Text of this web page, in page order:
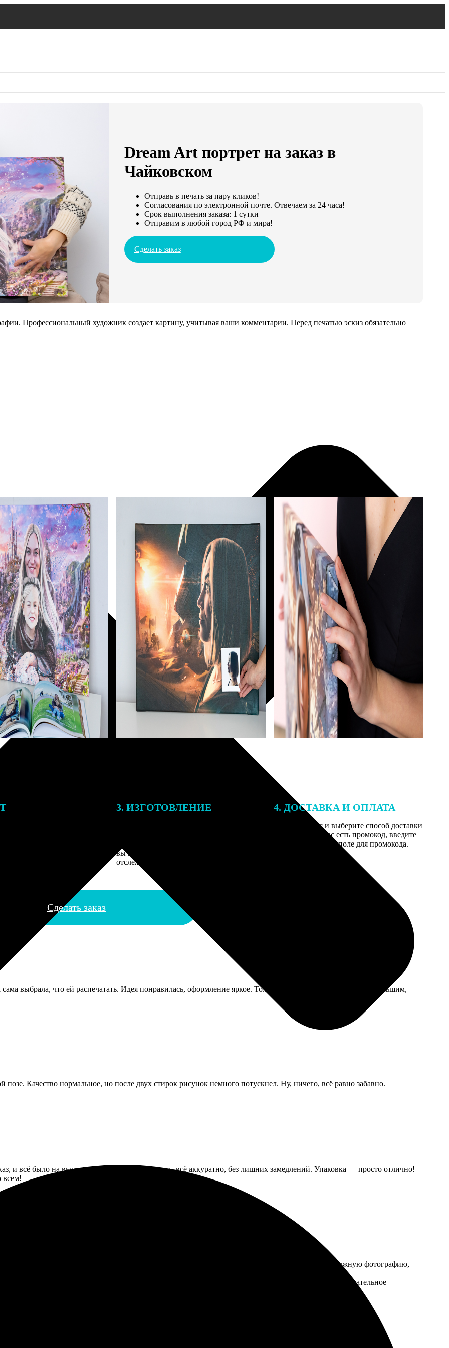
Dream Art портрет на заказ в
Чайковском
Отправь в печать за пару кликов!
Согласования по электронной почте. Отвечаем за 24 часа!
Срок выполнения заказа: 1 сутки
Отправим в любой город РФ и мира!
Сделать заказ
Профессиональный художник создает картину, учитывая ваши комментарии. Перед печатью эскиз обязательно
3. ИЗГОТОВЛЕНИЕ
вы получите письмо с трек-номером для
отслеживания.
4. ДОСТАВКА И ОПЛАТА
Введите адрес и выберите способ доставки
заказа. Если у вас есть промокод, введите
его в специальное поле для промокода.
Сделать заказ
выбрала, что ей распечатать. Идея понравилась, оформление яркое. Только срок действия показался небольшим,
позе. Качество нормальное, но после двух стирок рисунок немного потускнел. Ну, ничего, всё равно забавно.
и всё было на высшем уровне. Быстрая печать, всё аккуратно, без лишних замедлений. Упаковка — просто отлично!
всем!
на холсте, и остался очень доволен. Процесс оформления прошел быстро и просто: выбрал нужную фотографию,
мгновенно, поддерживая контакт на каждом этапе.
Цвета яркие, детали четкие - просто супер. Отдельная похвала команде за оперативность и внимательное